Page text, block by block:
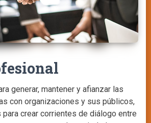
generar, mantener y afianzar las
con organizaciones y sus públicos,
crear corrientes de diálogo entre